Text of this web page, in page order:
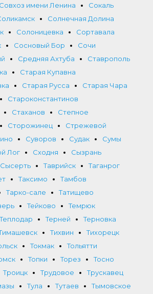
Совхоз имени Ленина
Сокаль
Солнечная Долина
Солоницевка
Сортавала
Сосновый Бор
Сочи
Средняя Ахтуба
Ставрополь
Старая Купавна
Старая Русса
Старая Чара
Староконстантинов
Стаханов
Степное
Сторожинец
Стрежевой
Суворов Судак
Сумы
Лог Сходня
Сызрань
Сысерть Таврийск
Таганрог
Таксимо
Тамбов
Тарко-сале
Татищево
Тейково
Темрюк
Теплодар Терней
Терновка
Тихвин
Тихорецк
Токмак
Тольятти
Топки Торез
Тосно
Троицк Трудовое
Трускавец
Тула Тутаев
Тымовское